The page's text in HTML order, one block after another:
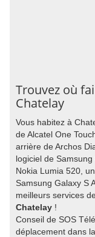
Trouvez où
Chatelay
Vous habitez à
de Alcatel One
arrière de Archos
logiciel de
Nokia Lumia 520,
Samsung Galaxy S
meilleurs services de
Chatelay !
Conseil de SOS
déplacement dans